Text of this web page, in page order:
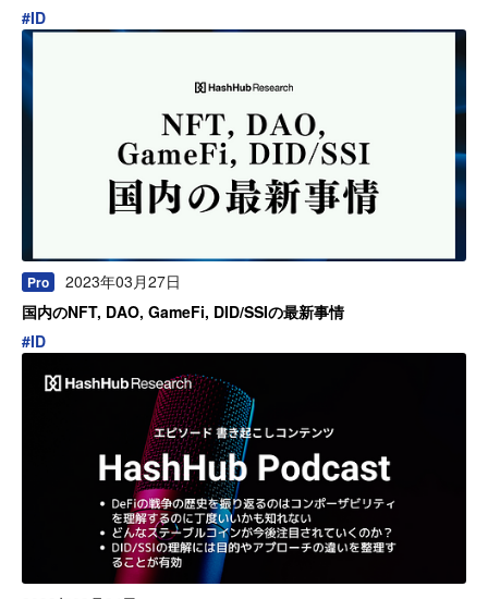
#ID
Pro
2023年03月27日
国内のNFT, DAO, GameFi, DID/SSIの最新事情
#ID